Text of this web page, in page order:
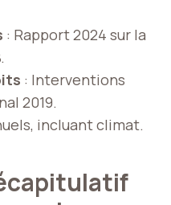
: Rapport 2024 sur la
: Interventions
2019.
incluant climat.